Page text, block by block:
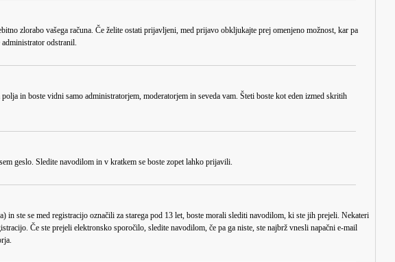
zlorabo vašega računa. Če želite ostati prijavljeni, med prijavo obkljukajte prej omenjeno možnost, kar pa
odstranil.
polja in boste vidni samo administratorjem, moderatorjem in seveda vam. Šteti boste kot eden izmed skritih
geslo. Sledite navodilom in v kratkem se boste zopet lahko prijavili.
ste se med registracijo označili za starega pod 13 let, boste morali slediti navodilom, ki ste jih prejeli. Nekateri
Če ste prejeli elektronsko sporočilo, sledite navodilom, če pa ga niste, ste najbrž vnesli napačni e-mail